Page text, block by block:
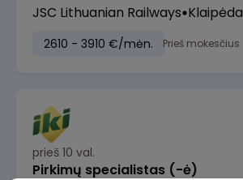
JSC Lithuanian Railways Klaipėda
2610 - 3910 €/mėn. Prieš mokesčius
prieš 10 val.
Pirkimų specialistas (-ė)